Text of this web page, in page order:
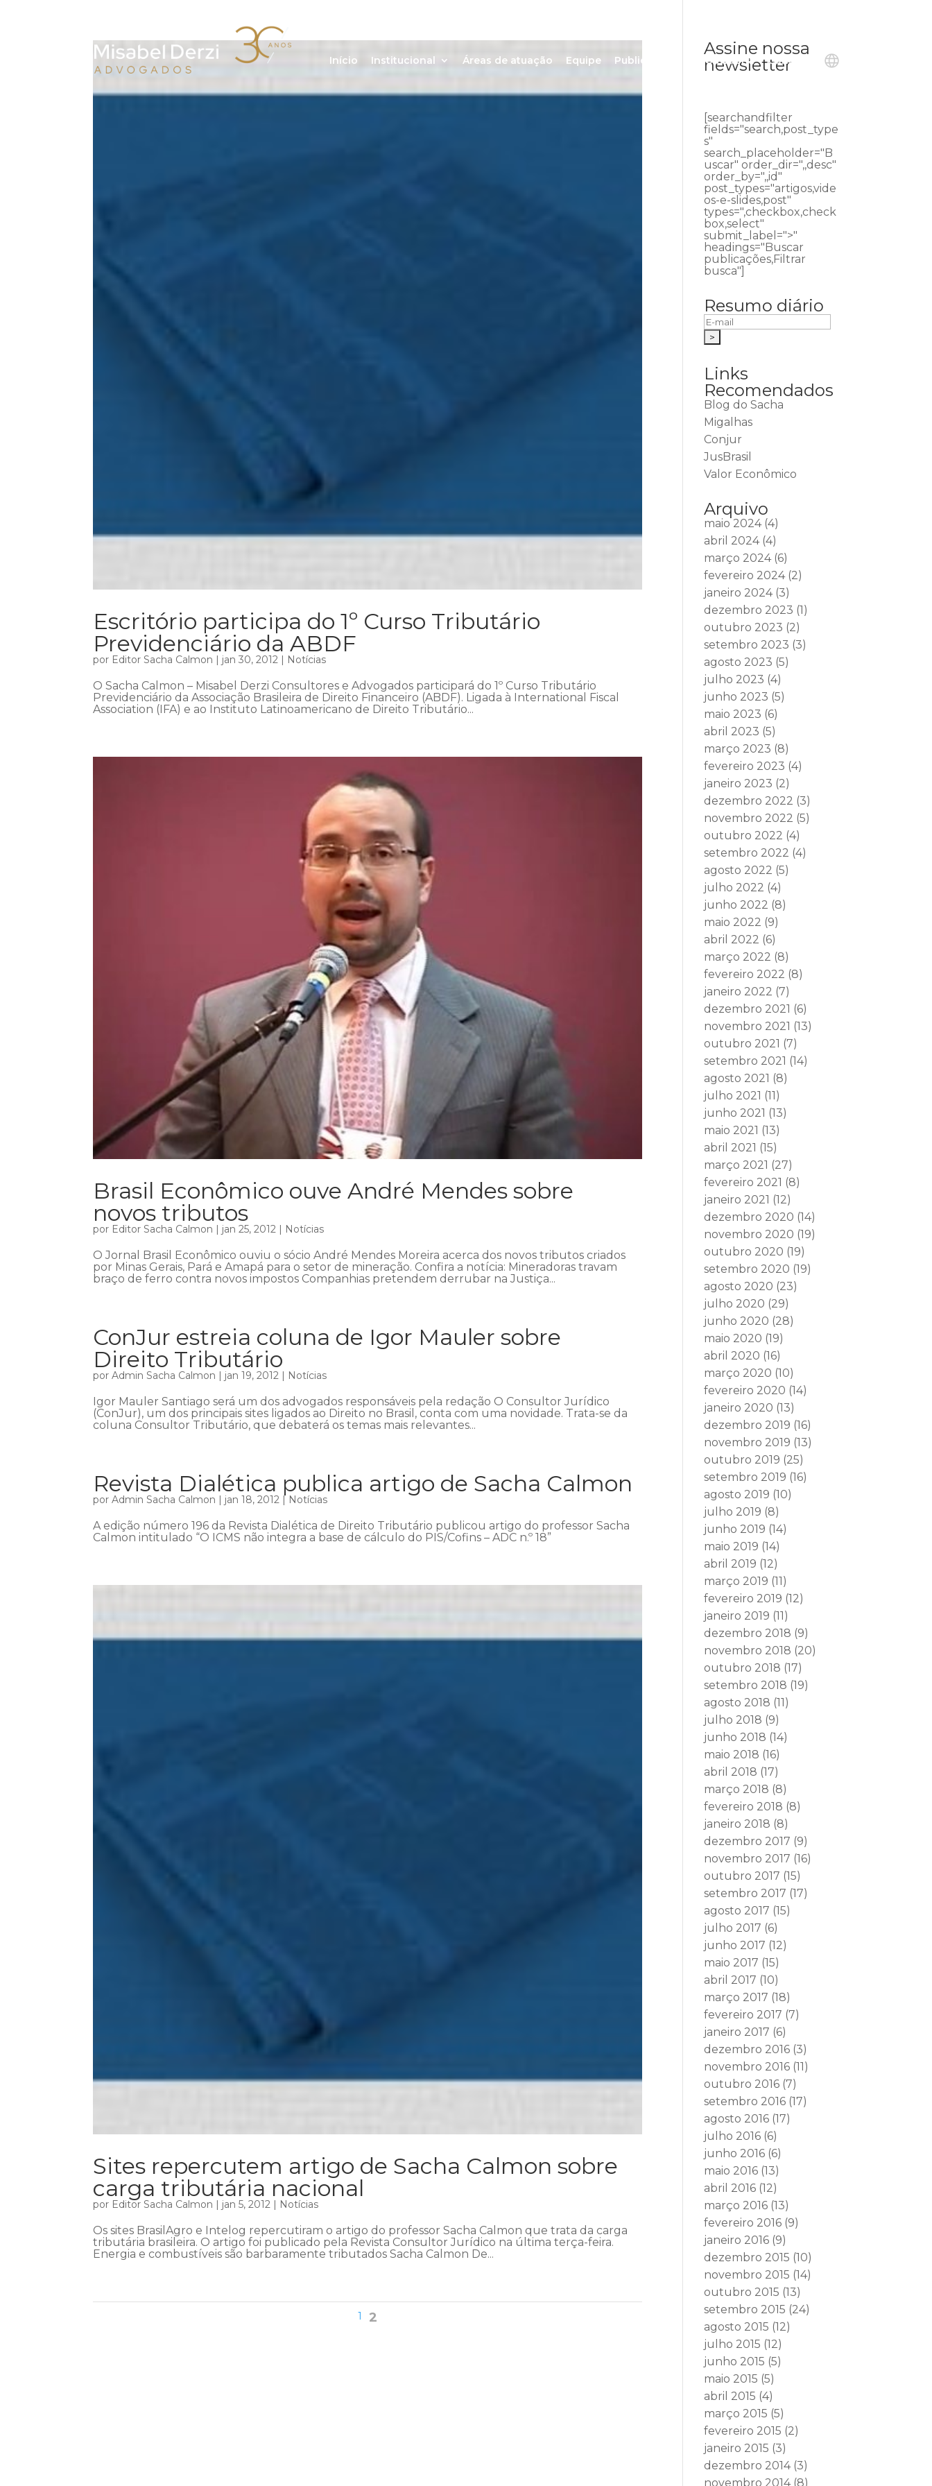
Início Institucional Áreas de atuação Equipe Publicações Ouvidoria Contato
Escritório participa do 1º Curso Tributário
Previdenciário da ABDF
por Editor Sacha Calmon | jan 30, 2012 | Notícias
O Sacha Calmon – Misabel Derzi Consultores e Advogados participará do 1º Curso Tributário
Previdenciário da Associação Brasileira de Direito Financeiro (ABDF). Ligada à International Fiscal
Association (IFA) e ao Instituto Latinoamericano de Direito Tributário...
Brasil Econômico ouve André Mendes sobre
novos tributos
por Editor Sacha Calmon | jan 25, 2012 | Notícias
O Jornal Brasil Econômico ouviu o sócio André Mendes Moreira acerca dos novos tributos criados
por Minas Gerais, Pará e Amapá para o setor de mineração. Confira a notícia: Mineradoras travam
braço de ferro contra novos impostos Companhias pretendem derrubar na Justiça...
ConJur estreia coluna de Igor Mauler sobre
Direito Tributário
porAdmin Sacha Calmon | jan 19, 2012 | Notícias
Igor Mauler Santiago será um dos advogados responsáveis pela redação O Consultor Jurídico
(ConJur), um dos principais sites ligados ao Direito no Brasil, conta com uma novidade. Trata-se da
coluna Consultor Tributário, que debaterá os temas mais relevantes...
Revista Dialética publica artigo de Sacha Calmon
porAdmin Sacha Calmon | jan 18, 2012 | Notícias
A edição número 196 da Revista Dialética de Direito Tributário publicou artigo do professor Sacha
Calmon intitulado “O ICMS não integra a base de cálculo do PIS/Cofins – ADC n.º 18”
Sites repercutem artigo de Sacha Calmon sobre
carga tributária nacional
por Editor Sacha Calmon | jan 5, 2012 | Notícias
Os sites BrasilAgro e Intelog repercutiram o artigo do professor Sacha Calmon que trata da carga
tributária brasileira. O artigo foi publicado pela Revista Consultor Jurídico na última terça-feira.
Energia e combustíveis são barbaramente tributados Sacha Calmon De...
1 2
Assine nossa
newsletter
[searchandfilter
fields="search,post_type
s"
search_placeholder="B
uscar" order_dir=",,desc"
order_by=",,id"
post_types="artigos,vide
os-e-slides,post"
types=",checkbox,check
box,select"
submit_label=">"
headings="Buscar
publicações,Filtrar
busca"]
Resumo diário
Links
Recomendados
Blog do Sacha
Migalhas
Conjur
JusBrasil
Valor Econômico
Arquivo
maio 2024(4)
abril 2024(4)
março 2024(6)
fevereiro 2024(2)
janeiro 2024(3)
dezembro 2023 (1)
outubro 2023 (2)
setembro 2023 (3)
agosto 2023 (5)
julho 2023 (4)
junho 2023 (5)
maio 2023 (6)
abril 2023 (5)
março 2023 (8)
fevereiro 2023 (4)
janeiro 2023 (2)
dezembro 2022 (3)
novembro 2022 (5)
outubro 2022 (4)
setembro 2022 (4)
agosto 2022 (5)
julho 2022 (4)
junho 2022 (8)
maio 2022 (9)
abril 2022 (6)
março 2022 (8)
fevereiro 2022 (8)
janeiro 2022 (7)
dezembro 2021 (6)
novembro 2021 (13)
outubro 2021 (7)
setembro 2021 (14)
agosto 2021 (8)
julho 2021 (11)
junho 2021 (13)
maio 2021 (13)
abril 2021 (15)
março 2021 (27)
fevereiro 2021 (8)
janeiro 2021 (12)
dezembro 2020 (14)
novembro 2020 (19)
outubro 2020 (19)
setembro 2020 (19)
agosto 2020 (23)
julho 2020 (29)
junho 2020 (28)
maio 2020 (19)
abril 2020 (16)
março 2020 (10)
fevereiro 2020 (14)
janeiro 2020 (13)
dezembro 2019 (16)
novembro 2019 (13)
outubro 2019 (25)
setembro 2019 (16)
agosto 2019 (10)
julho 2019 (8)
junho 2019 (14)
maio 2019 (14)
abril 2019 (12)
março 2019 (11)
fevereiro 2019 (12)
janeiro 2019 (11)
dezembro 2018 (9)
novembro 2018 (20)
outubro 2018 (17)
setembro 2018 (19)
agosto 2018 (11)
julho 2018 (9)
junho 2018 (14)
maio 2018 (16)
abril 2018 (17)
março 2018 (8)
fevereiro 2018 (8)
janeiro 2018 (8)
dezembro 2017 (9)
novembro 2017 (16)
outubro 2017 (15)
setembro 2017 (17)
agosto 2017 (15)
julho 2017 (6)
junho 2017 (12)
maio 2017 (15)
abril 2017 (10)
março 2017 (18)
fevereiro 2017 (7)
janeiro 2017 (6)
dezembro 2016 (3)
novembro 2016 (11)
outubro 2016 (7)
setembro 2016 (17)
agosto 2016 (17)
julho 2016 (6)
junho 2016 (6)
maio 2016 (13)
abril 2016 (12)
março 2016 (13)
fevereiro 2016 (9)
janeiro 2016 (9)
dezembro 2015 (10)
novembro 2015 (14)
outubro 2015 (13)
setembro 2015 (24)
agosto 2015 (12)
julho 2015 (12)
junho 2015 (5)
maio 2015 (5)
abril 2015 (4)
março 2015 (5)
fevereiro 2015 (2)
janeiro 2015 (3)
dezembro 2014(3)
novembro 2014(8)